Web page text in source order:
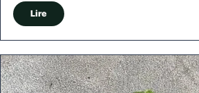
Lire